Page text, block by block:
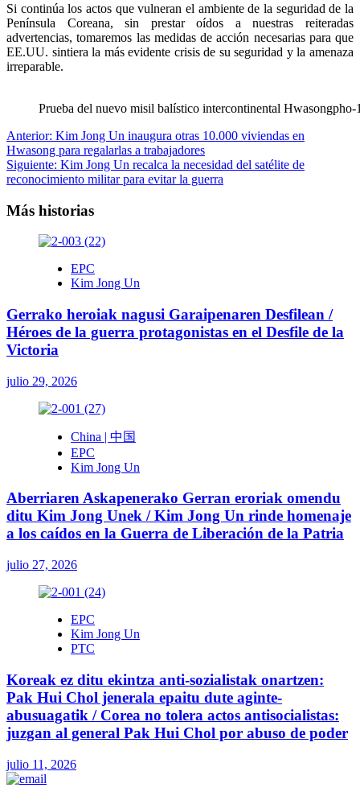
Si continúa los actos que vulneran el ambiente de la seguridad de la
Península Coreana, sin prestar oídos a nuestras reiteradas
advertencias, tomaremos las medidas de acción necesarias para que
EE.UU. sintiera la más evidente crisis de su seguridad y la amenaza
irreparable.
Prueba del nuevo misil balístico intercontinental Hwasongpho-
Navegación
de
entradas
Anterior: Kim Jong Un inaugura otras 10.000 viviendas en
Hwasong para regalarlas a trabajadores
Siguiente: Kim Jong Un recalca la necesidad del satélite de
reconocimiento militar para evitar la guerra
Más historias
EPC
Kim Jong Un
Gerrako heroiak nagusi Garaipenaren Desfilean /
Héroes de la guerra protagonistas en el Desfile de la
Victoria
julio 29, 2026
China | 中国
EPC
Kim Jong Un
Aberriaren Askapenerako Gerran eroriak omendu
ditu Kim Jong Unek / Kim Jong Un rinde homenaje
a los caídos en la Guerra de Liberación de la Patria
julio 27, 2026
EPC
Kim Jong Un
PTC
Koreak ez ditu ekintza anti-sozialistak onartzen:
Pak Hui Chol jenerala epaitu dute aginte-
abusuagatik / Corea no tolera actos antisocialistas:
juzgan al general Pak Hui Chol por abuso de poder
julio 11, 2026